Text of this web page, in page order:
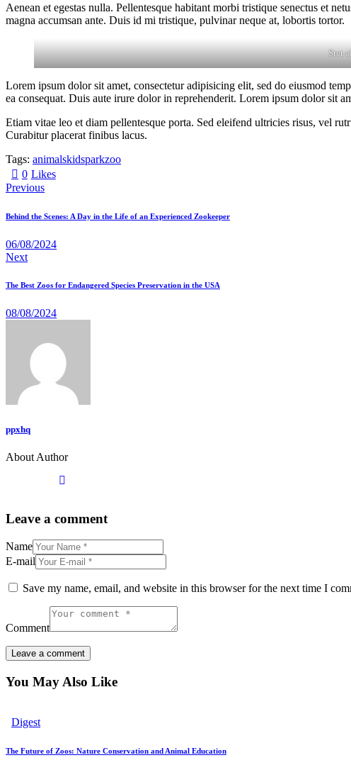
Aenean et egestas nulla. Pellentesque habitant morbi tristique senectus et
magna accumsan ante. Duis id mi tristique, pulvinar neque at, lobortis tortor.
Stet
Lorem ipsum dolor sit amet, consectetur adipisicing elit, sed do eiusmod
ea consequat. Duis aute irure dolor in reprehenderit. Lorem ipsum dolor sit
Etiam vitae leo et diam pellentesque porta. Sed eleifend ultricies risus, vel
Curabitur placerat finibus lacus.
Tags: animalskidsparkzoo
0 Likes
Previous
Behind the Scenes: A Day in the Life of an Experienced Zookeeper
06/08/2024
Next
The Best Zoos for Endangered Species Preservation in the USA
08/08/2024
ppxhq
About Author
Leave a comment
Name
E-mail
Save my name, email, and website in this browser for the next time I
Comment
You May Also Like
Digest
The Future of Zoos: Nature Conservation and Animal Education